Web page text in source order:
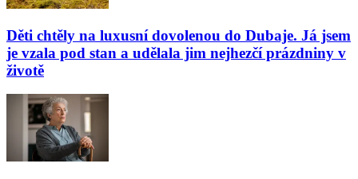
Děti chtěly na luxusní dovolenou do Dubaje. Já jsem
je vzala pod stan a udělala jim nejhezčí prázdniny v
životě